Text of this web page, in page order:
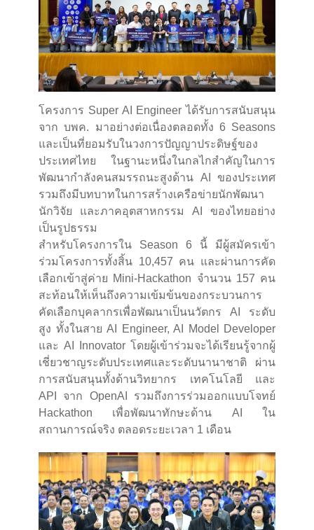
โครงการ Super AI Engineer ได้รับการสนับสนุน
จาก บพค. มาอย่างต่อเนื่องตลอดทั้ง 6 Seasons
และเป็นที่ยอมรับในวงการปัญญาประดิษฐ์ของ
ประเทศไทย ในฐานะหนึ่งในกลไกสำคัญในการ
พัฒนากำลังคนสมรรถนะสูงด้าน AI ของประเทศ
รวมถึงมีบทบาทในการสร้างเครือข่ายนักพัฒนา
นักวิจัย และภาคอุตสาหกรรม AI ของไทยอย่าง
เป็นรูปธรรม
สำหรับโครงการใน Season 6 นี้ มีผู้สมัครเข้า
ร่วมโครงการทั้งสิ้น 10,457 คน และผ่านการคัด
เลือกเข้าสู่ค่าย Mini-Hackathon จำนวน 157 คน
สะท้อนให้เห็นถึงความเข้มข้นของกระบวนการ
คัดเลือกบุคลากรเพื่อพัฒนาเป็นนวัตกร AI ระดับ
สูง ทั้งในสาย AI Engineer, AI Model Developer
และ AI Innovator โดยผู้เข้าร่วมจะได้เรียนรู้จากผู้
เชี่ยวชาญระดับประเทศและระดับนานาชาติ ผ่าน
การสนับสนุนทั้งด้านวิทยากร เทคโนโลยี และ
API จาก OpenAI รวมถึงการร่วมออกแบบโจทย์
Hackathon เพื่อพัฒนาทักษะด้าน AI ใน
สถานการณ์จริง ตลอดระยะเวลา 1 เดือน